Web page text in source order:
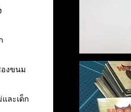
งขนม
ละเด็ก